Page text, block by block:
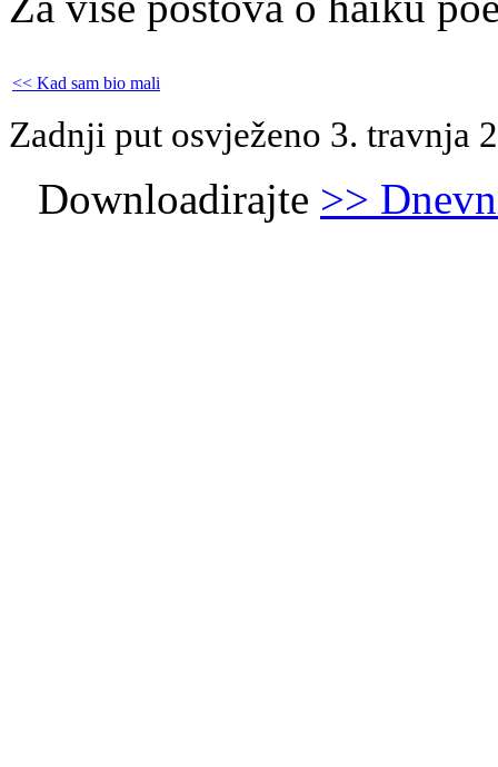
<< Kad sam bio mali
Zadnji put osvježeno 3. travnja
Downloadirajte >>